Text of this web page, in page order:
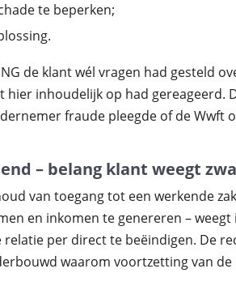
te beperken;
de klant wél vragen had gesteld
inhoudelijk op had gereageerd.
fraude pleegde of de Wwft
– belang klant weegt
van toegang tot een werkende
en inkomen te genereren – weegt
relatie per direct te beëindigen. De
waarom voortzetting van de